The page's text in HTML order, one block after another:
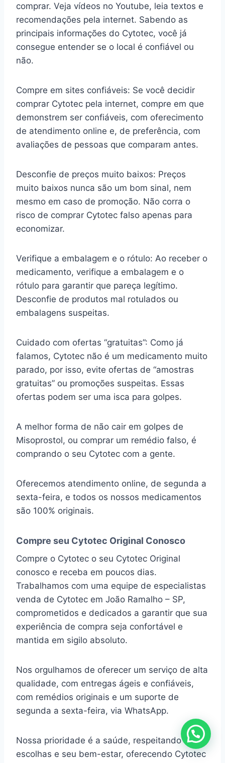
comprar. Veja vídeos no Youtube, leia textos e
recomendações pela internet. Sabendo as
principais informações do Cytotec, você já
consegue entender se o local é confiável ou
não.
Compre em sites confiáveis: Se você decidir
comprar Cytotec pela internet, compre em que
demonstrem ser confiáveis, com oferecimento
de atendimento online e, de preferência, com
avaliações de pessoas que comparam antes.
Desconfie de preços muito baixos: Preços
muito baixos nunca são um bom sinal, nem
mesmo em caso de promoção. Não corra o
risco de comprar Cytotec falso apenas para
economizar.
Verifique a embalagem e o rótulo: Ao receber o
medicamento, verifique a embalagem e o
rótulo para garantir que pareça legítimo.
Desconfie de produtos mal rotulados ou
embalagens suspeitas.
Cuidado com ofertas “gratuitas”: Como já
falamos, Cytotec não é um medicamento muito
parado, por isso, evite ofertas de “amostras
gratuitas” ou promoções suspeitas. Essas
ofertas podem ser uma isca para golpes.
A melhor forma de não cair em golpes de
Misoprostol, ou comprar um remédio falso, é
comprando o seu Cytotec com a gente.
Oferecemos atendimento online, de segunda a
sexta-feira, e todos os nossos medicamentos
são 100% originais.
Compre seu Cytotec Original Conosco
Compre o Cytotec o seu Cytotec Original
conosco e receba em poucos dias.
Trabalhamos com uma equipe de especialistas
venda de Cytotec em João Ramalho – SP,
comprometidos e dedicados a garantir que sua
experiência de compra seja confortável e
mantida em sigilo absoluto.
Nos orgulhamos de oferecer um serviço de alta
qualidade, com entregas ágeis e confiáveis,
com remédios originais e um suporte de
segunda a sexta-feira, via WhatsApp.
Nossa prioridade é a saúde, respeitando suas
escolhas e seu bem-estar, oferecendo Cytotec